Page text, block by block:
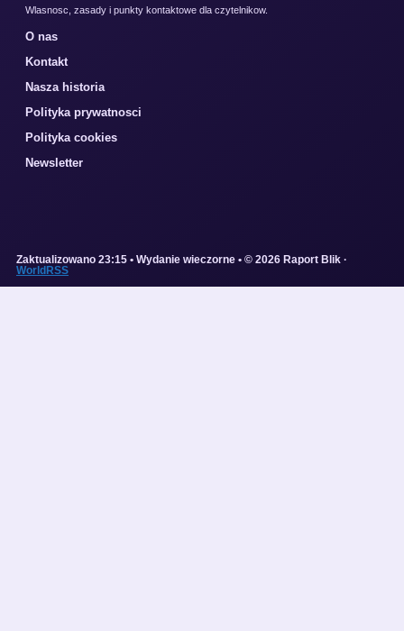
Wlasnosc, zasady i punkty kontaktowe dla czytelnikow.
O nas
Kontakt
Nasza historia
Polityka prywatnosci
Polityka cookies
Newsletter
Zaktualizowano 23:15 • Wydanie wieczorne • © 2026 Raport Blik ·
WorldRSS